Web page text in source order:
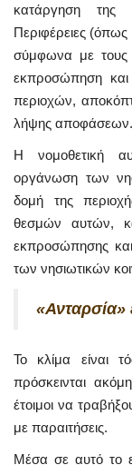
κατάργηση της
Περιφέρειες (όπως
σύμφωνα με τους
εκπροσώπηση και
περιοχών,
λήψης αποφάσεων.
Η νομοθετική
οργάνωση των
δομή της
θεσμών αυτών,
εκπροσώπησης και
των νησιωτικών
«Ανταρσία»
Το κλίμα είναι
πρόσκεινται
έτοιμοι να
με παραιτήσεις.
Μέσα σε αυτό το